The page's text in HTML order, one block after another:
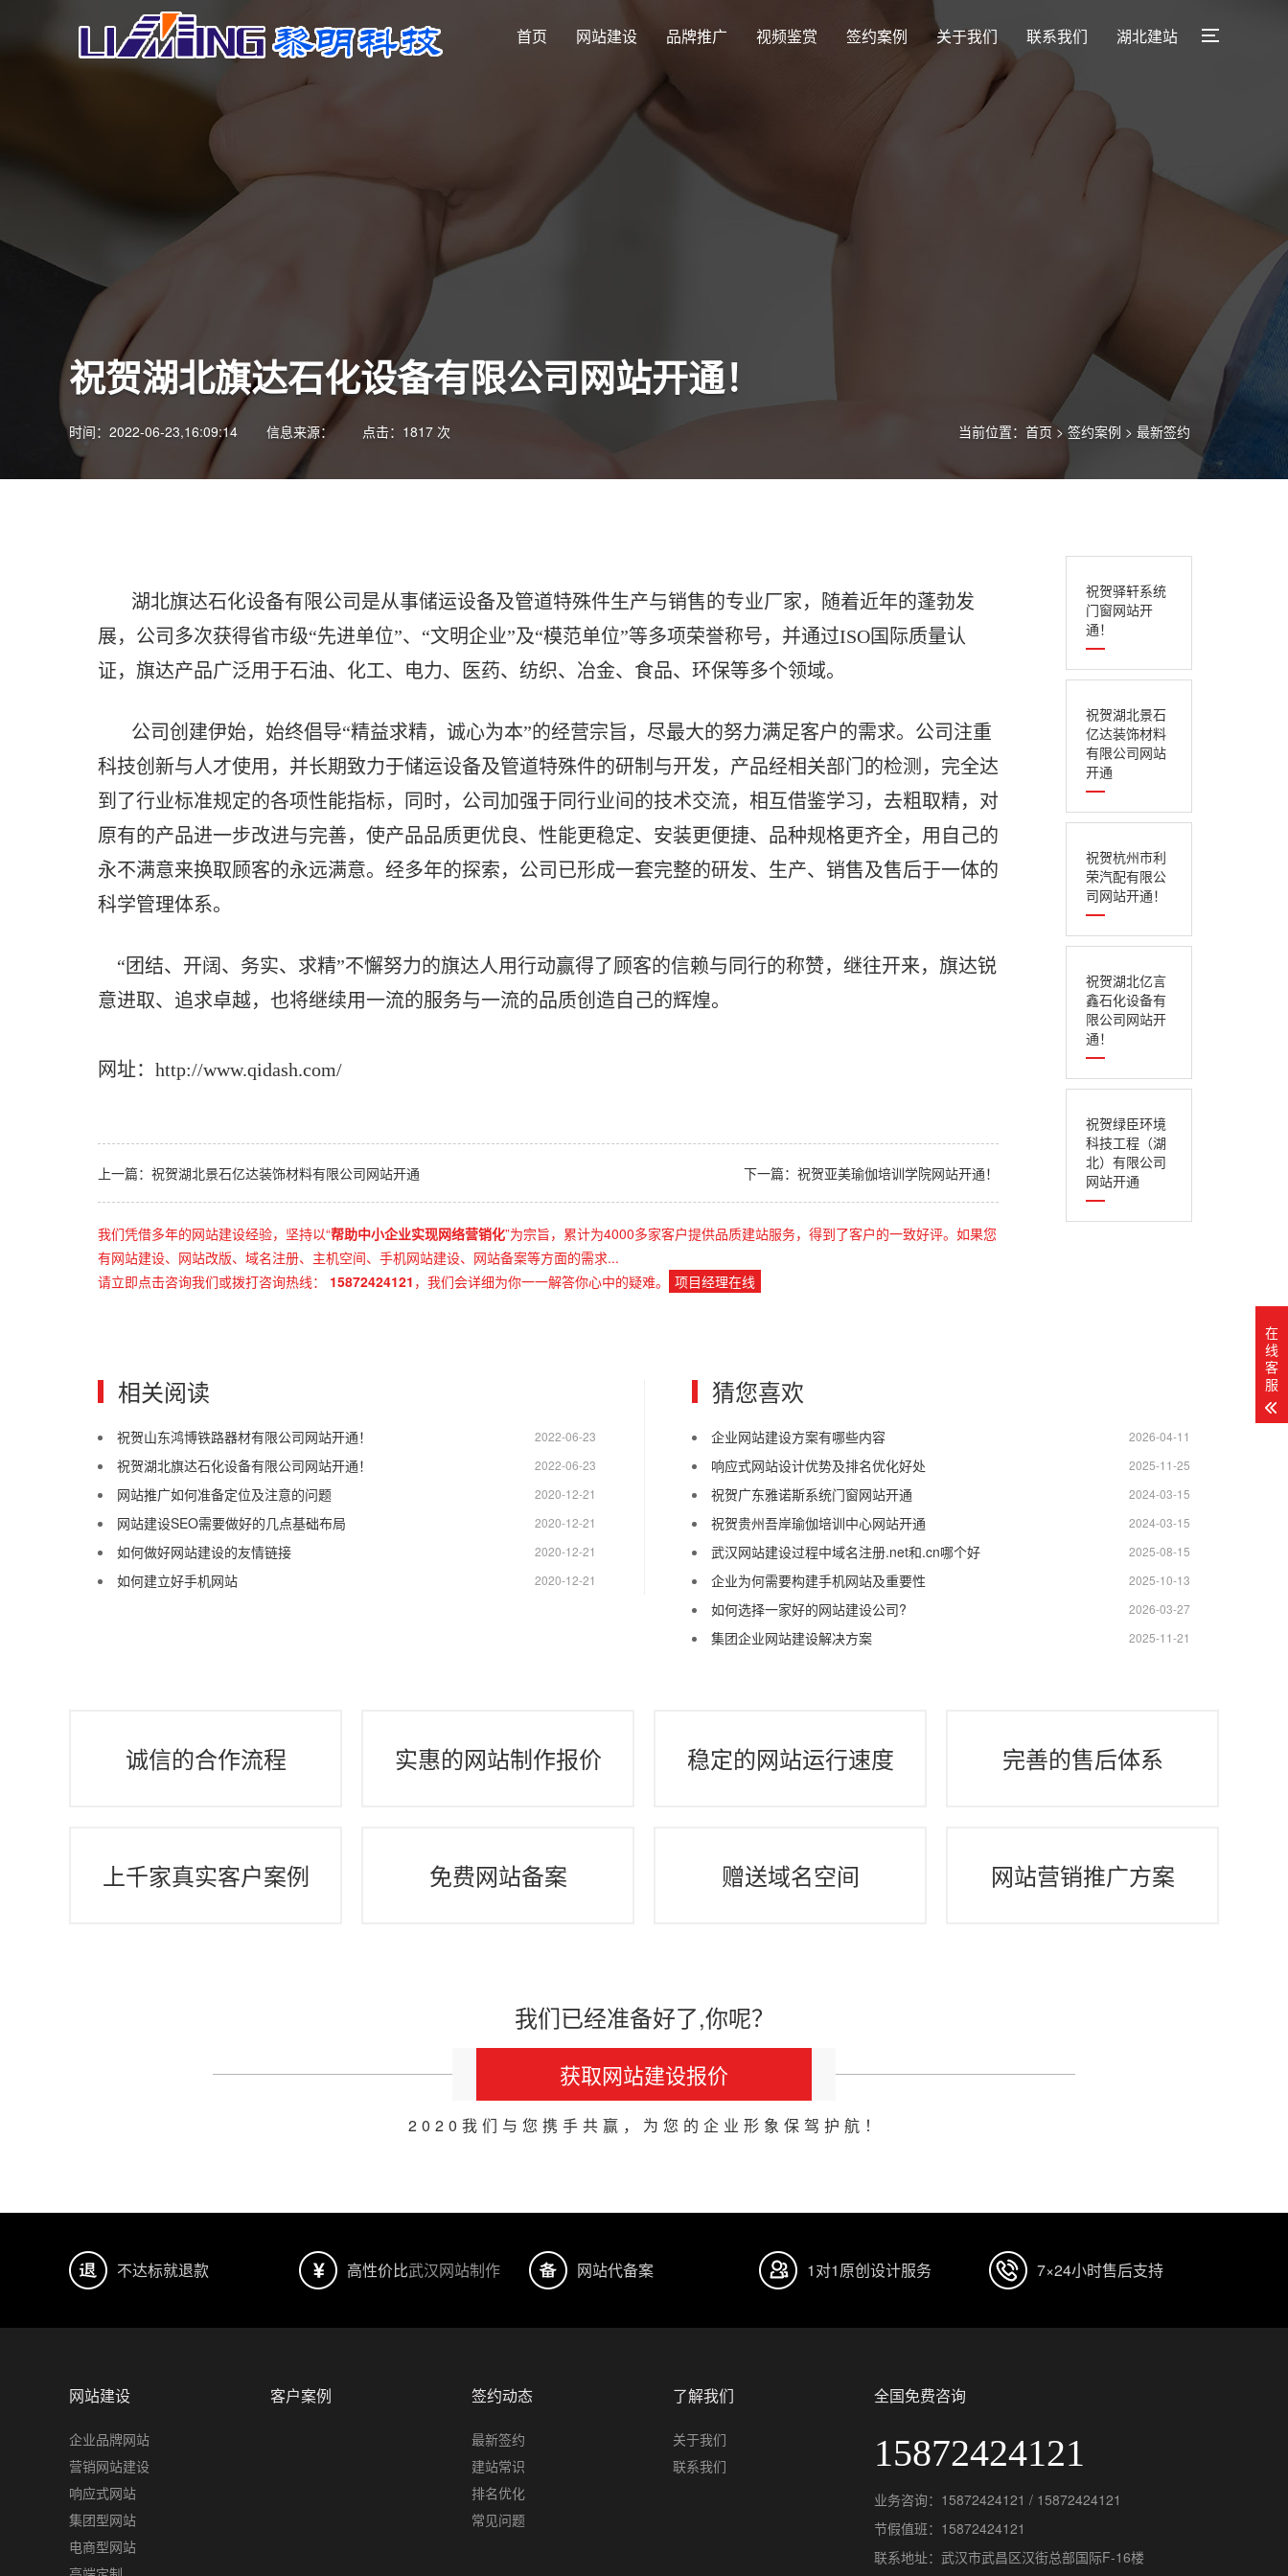
首页 网站建设 品牌推广 视频鉴赏 签约案例 关于我们 联系我们 湖北建站
祝贺湖北旗达石化设备有限公司网站开通！
当前位置： 首页 > 签约案例 > 最新签约
时间：2022-06-23,16:09:14 信息来源： 点击：1817 次
祝贺驿轩系统
门窗网站开
通！
祝贺湖北景石
亿达装饰材料
有限公司网站
开通
祝贺杭州市利
荣汽配有限公
司网站开通！
祝贺湖北亿言
鑫石化设备有
限公司网站开
通！
祝贺绿臣环境
科技工程（湖
北）有限公司
网站开通
湖北旗达石化设备有限公司是从事储运设备及管道特殊件生产与销售的专业厂家，随着近年的蓬勃发
展，公司多次获得省市级“先进单位”、“文明企业”及“模范单位”等多项荣誉称号，并通过ISO国际质量认
证，旗达产品广泛用于石油、化工、电力、医药、纺织、冶金、食品、环保等多个领域。
公司创建伊始，始终倡导“精益求精，诚心为本”的经营宗旨，尽最大的努力满足客户的需求。公司注重
科技创新与人才使用，并长期致力于储运设备及管道特殊件的研制与开发，产品经相关部门的检测，完全达
到了行业标准规定的各项性能指标，同时，公司加强于同行业间的技术交流，相互借鉴学习，去粗取精，对
原有的产品进一步改进与完善，使产品品质更优良、性能更稳定、安装更便捷、品种规格更齐全，用自己的
永不满意来换取顾客的永远满意。经多年的探索，公司已形成一套完整的研发、生产、销售及售后于一体的
科学管理体系。
“团结、开阔、务实、求精”不懈努力的旗达人用行动赢得了顾客的信赖与同行的称赞，继往开来，旗达锐
意进取、追求卓越，也将继续用一流的服务与一流的品质创造自己的辉煌。
网址： http://www.qidash.com/
上一篇：祝贺湖北景石亿达装饰材料有限公司网站开通 下一篇：祝贺亚美瑜伽培训学院网站开通！
我们凭借多年的网站建设经验，坚持以“帮助中小企业实现网络营销化”为宗旨，累计为4000多家客户提供品质建站服务，得到了客户的一致好评。如果您
有网站建设、网站改版、域名注册、主机空间、手机网站建设、网站备案等方面的需求...
请立即点击咨询我们或拨打咨询热线：
15872424121 ，我们会详细为你一一解答你心中的疑难。 项目经理在线
相关阅读
2022-06-23
祝贺山东鸿博铁路器材有限公司网站开通！
2022-06-23
祝贺湖北旗达石化设备有限公司网站开通！
2020-12-21
网站推广如何准备定位及注意的问题
2020-12-21
网站建设SEO需要做好的几点基础布局
2020-12-21
如何做好网站建设的友情链接
2020-12-21
如何建立好手机网站
猜您喜欢
2026-04-11
企业网站建设方案有哪些内容
2025-11-25
响应式网站设计优势及排名优化好处
2024-03-15
祝贺广东雅诺斯系统门窗网站开通
2024-03-15
祝贺贵州吾岸瑜伽培训中心网站开通
2025-08-15
武汉网站建设过程中域名注册.net和.cn哪个好
2025-10-13
企业为何需要构建手机网站及重要性
2026-03-27
如何选择一家好的网站建设公司?
2025-11-21
集团企业网站建设解决方案
诚信的合作流程 实惠的网站制作报价 稳定的网站运行速度 完善的售后体系
上千家真实客户案例 免费网站备案 赠送域名空间 网站营销推广方案
我们已经准备好了,你呢？
获取网站建设报价
2020我们与您携手共赢，为您的企业形象保驾护航！
不达标就退款 高性价比武汉网站制作 网站代备案 1对1原创设计服务 7×24小时售后支持
网站建设
企业品牌网站
营销网站建设
响应式网站
集团型网站
电商型网站
客户案例 签约动态
最新签约
建站常识
排名优化
常见问题
了解我们
关于我们
联系我们
全国免费咨询
15872424121
业务咨询：15872424121 / 15872424121
节假值班：15872424121
联系地址：武汉市武昌区汉街总部国际F-16楼
在
线
客
服